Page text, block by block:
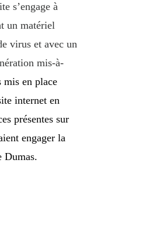
s’engage à
un matériel
virus et avec un
mis-à-
mis en place
internet en
présentes sur
engager la
Dumas.